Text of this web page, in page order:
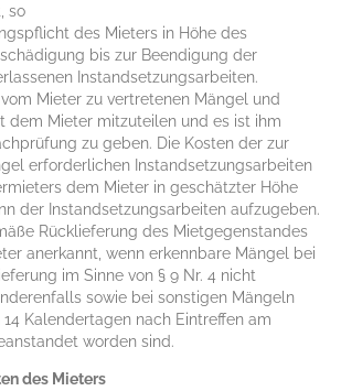
so
des Mieters in Höhe des
bis zur Beendigung der
Instandsetzungsarbeiten.
Mieter zu vertretenen Mängel und
dem Mieter mitzuteilen und es ist ihm
zu geben. Die Kosten der zur
erforderlichen Instandsetzungsarbeiten
dem Mieter in geschätzter Höhe
der Instandsetzungsarbeiten aufzugeben.
Rücklieferung des Mietgegenstandes
anerkannt, wenn erkennbare Mängel bei
im Sinne von § 9 Nr. 4 nicht
sowie bei sonstigen Mängeln
Kalendertagen nach Eintreffen am
worden sind.
des Mieters